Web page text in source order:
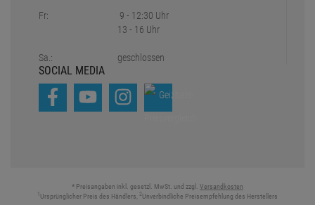
Fr:
Sa.:
9 - 12:30 Uhr
13 - 16 Uhr
geschlossen
SOCIAL MEDIA
* Preisangaben inkl. gesetzl. MwSt. und zzgl. Versandkosten
Ursprünglicher Preis des Händlers, 2 Unverbindliche Preisempfehlung des Herstellers